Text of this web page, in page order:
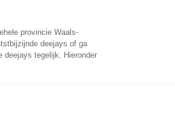
provincie Waals-
deejays of ga
deejays tegelijk. Hieronder